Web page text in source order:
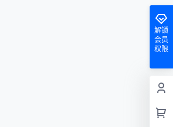
解锁
会员
权限